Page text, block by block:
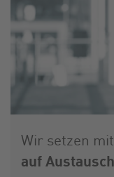
Wir setzen
auf